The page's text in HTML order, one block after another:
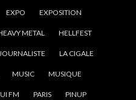
EXPO EXPOSITION
METAL HELLFEST
JOURNALISTE LA CIGALE
MUSIC MUSIQUE
FM PARIS PINUP